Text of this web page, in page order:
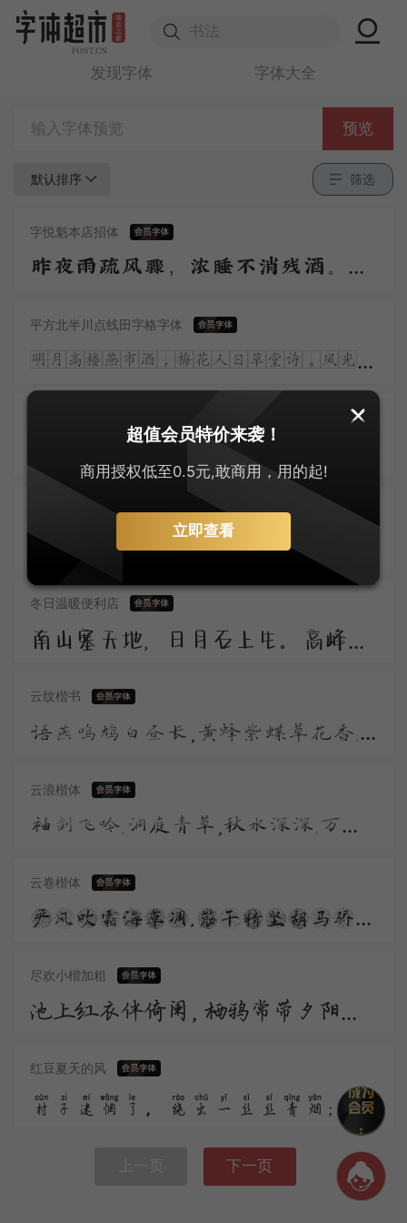
发现字体 字体大全
预览
默认排序 筛选
字悦魁本店招体
昨夜雨疏风骤，浓睡不消残酒。试问卷帘人，却道海棠依旧。知否？知否？应是绿肥红瘦。
平方北半川点线田字格字体
明月高楼燕市酒，梅花人日草堂诗。风光流转何多态，儿女青红又一时。涧底孤松二千尺，殷勤留看岁寒枝。
字研室浮生楷体
冬日温暖便利店
南山塞天地，日月石上生。高峰夜留景，深谷昼未明。山中人自正，路险心亦平。长风驱松柏，声拂万壑清。
云纹楷书
语燕鸣鸠白昼长，黄蜂紫蝶草花香。苍江依旧绕斜阳。泛水浮萍随处满，舞风轻絮霎时狂。清和院宇麦秋凉。
云浪楷体
袖剑飞吟。洞庭青草，秋水深深。万顷波光，岳阳楼上，一快披襟。 不须携酒登临。问有酒、何人共斟？变尽人间，君山一点，自古如今。
云卷楷体
严风吹霜海草凋，筋干精坚胡马骄。汉家战士三十万，将军兼领霍嫖姚。流星白羽腰间插，剑花秋莲光出匣。
尽欢小楷加粗
池上红衣伴倚阑，栖鸦常带夕阳还。殷云度雨疏桐落，明月生凉宝扇闲。乡梦窄，水天宽。小窗愁黛淡秋山。
红豆夏天的风
村子迷惘了，绕出一丝丝青烟；是那白沙一片篁竹围着的茅屋？是枯柴爆裂着灶火的声响，是童子缩颈落叶林中的歌唱？
下一页
超值会员特价来袭！
商用授权低至0.5元,敢商用，用的起!
立即查看